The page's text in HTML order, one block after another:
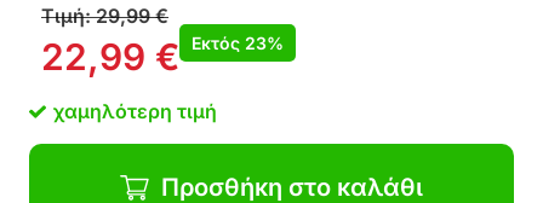
Τιμή:29,99€
22,99 € Εκτός 23%
χαμηλότερη τιμή
Προσθήκη στο καλάθι